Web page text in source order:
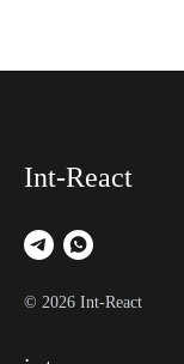
Int-React
© 2026 Int-React